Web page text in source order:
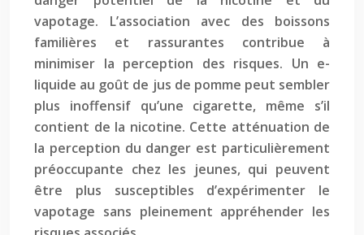
vapotage. L’association avec des boissons
familières et rassurantes contribue à
minimiser la perception des risques. Un e-
liquide au goût de jus de pomme peut sembler
plus inoffensif qu’une cigarette, même s’il
contient de la nicotine. Cette atténuation de
la perception du danger est particulièrement
préoccupante chez les jeunes, qui peuvent
être plus susceptibles d’expérimenter le
vapotage sans pleinement appréhender les